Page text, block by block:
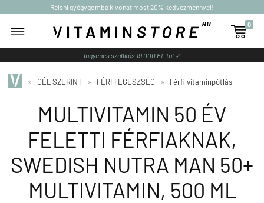
Reishi gyógygomba kivonat most 20% kedvezménnyel!

0
Ingyenes szállítás 19 000 Ft-tól ✓
» CÉL SZERINT » FÉRFI EGÉSZSÉG » Férfi vitaminpótlás
MULTIVITAMIN 50 ÉV
FELETTI FÉRFIAKNAK,
SWEDISH NUTRA MAN 50+
MULTIVITAMIN, 500 ML